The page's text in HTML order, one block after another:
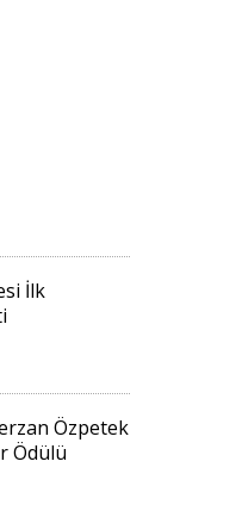
İlk
Özpetek
Ödülü